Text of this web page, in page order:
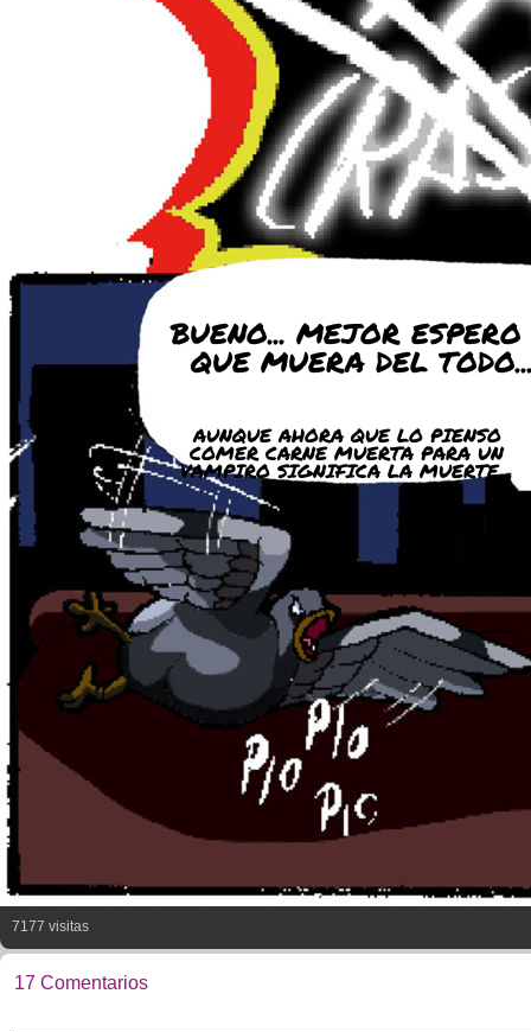
BUENO... MEJOR
QUE MUERA DEL
AUNQUE AHORA QUE LO PIENSO
COMER CARNE MUERTA PARA UN
VAMPIRO SIGNIFICA LA MUERTE...
7177 visitas
17 Comentarios